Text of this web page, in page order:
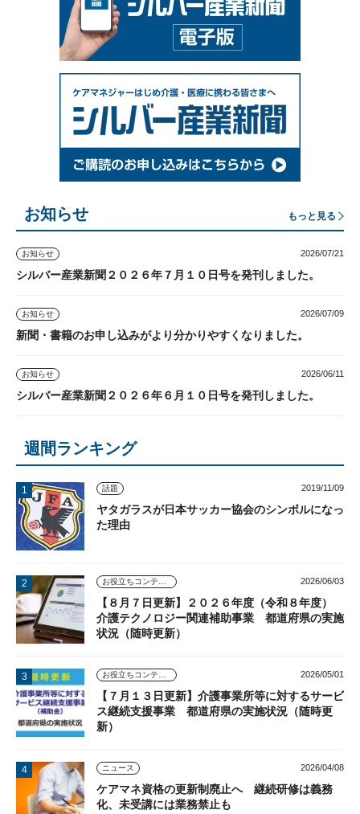
お知らせ もっと見る
お知らせ 2026/07/21
シルバー産業新聞２０２６年７月１０日号を発刊しました。
お知らせ 2026/07/09
新聞・書籍のお申し込みがより分かりやすくなりました。
お知らせ 2026/06/11
シルバー産業新聞２０２６年６月１０日号を発刊しました。
週間ランキング
話題 2019/11/09
ヤタガラスが日本サッカー協会のシンボルになっ
た理由
お役立ちコンテンツ 2026/06/03
【８月７日更新】２０２６年度（令和８年度）
介護テクノロジー関連補助事業 都道府県の実施
状況（随時更新）
お役立ちコンテンツ 2026/05/01
【７月１３日更新】介護事業所等に対するサービ
ス継続支援事業 都道府県の実施状況（随時更
新）
ニュース 2026/04/08
ケアマネ資格の更新制廃止へ 継続研修は義務
化、未受講には業務禁止も